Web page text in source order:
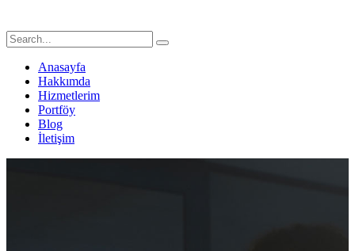
Anasayfa
Hakkımda
Hizmetlerim
Portföy
Blog
İletişim